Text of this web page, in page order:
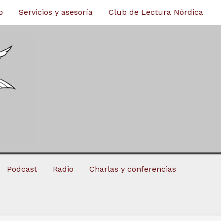
Servicios y asesoría Club de Lectura Nórdica
Podcast Radio Charlas y conferencias